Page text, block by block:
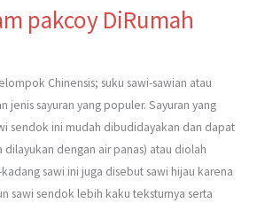
pakcoy DiRumah
Chinensis; suku sawi-sawian atau
jenis sayuran yang populer. Sayuran yang
sendok ini mudah dibudidayakan dan dapat
dilayukan dengan air panas) atau diolah
sawi ini juga disebut sawi hijau karena
sawi sendok lebih kaku teksturnya serta